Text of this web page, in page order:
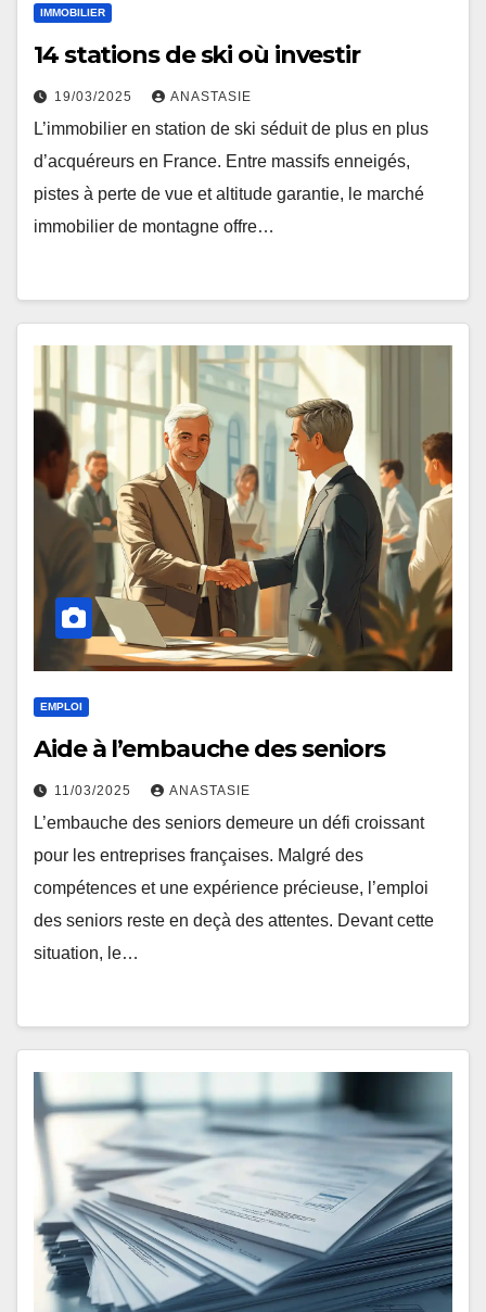
IMMOBILIER
14 stations de ski où investir
19/03/2025 ANASTASIE
L’immobilier en station de ski séduit de plus en plus
d’acquéreurs en France. Entre massifs enneigés,
pistes à perte de vue et altitude garantie, le marché
immobilier de montagne offre…
EMPLOI
Aide à l’embauche des seniors
11/03/2025 ANASTASIE
L’embauche des seniors demeure un défi croissant
pour les entreprises françaises. Malgré des
compétences et une expérience précieuse, l’emploi
des seniors reste en deçà des attentes. Devant cette
situation, le…